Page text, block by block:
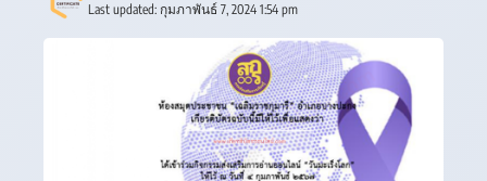
Last updated: กุมภาพันธ์ 7, 2024 1:54 pm